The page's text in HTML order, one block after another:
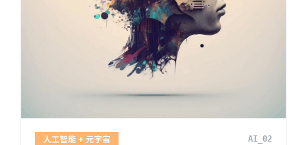
人工智能 + 元宇宙 AI_02